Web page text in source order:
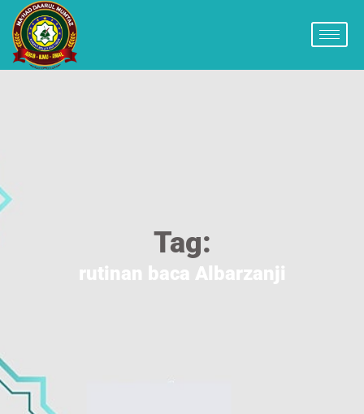
Tag:
rutinan baca Albarzanji